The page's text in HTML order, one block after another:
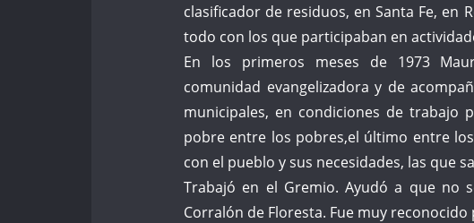
clasificador de residuos, en Santa Fe, en
todo con los que participaban en
En los primeros meses de 1973
comunidad evangelizadora y de
municipales, en condiciones de trabajo
pobre entre los pobres,el último entre
con el pueblo y sus necesidades, las que
Trabajó en el Gremio. Ayudó a que no
Corralón de Floresta. Fue muy